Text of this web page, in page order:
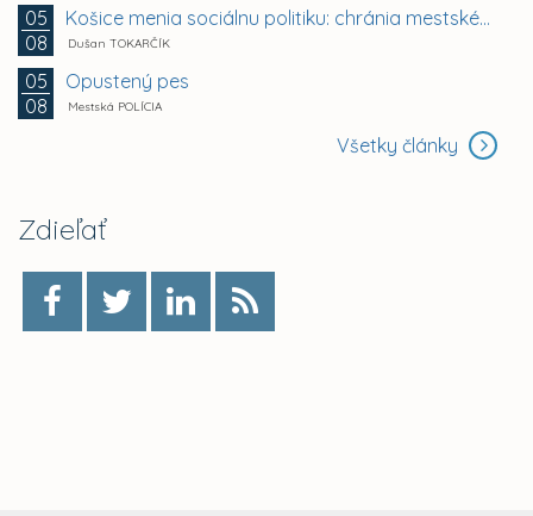
05
08
Košice menia sociálnu politiku: chránia mestské byty...
Dušan TOKARČÍK
05
08
Opustený pes
Mestská POLÍCIA
Všetky články
Zdieľať